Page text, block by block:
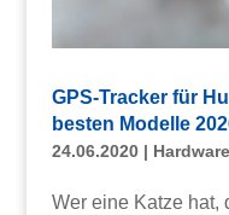
GPS-Tracker für
besten Modelle
24.06.2020| Hardware
Wer eine Katze hat,